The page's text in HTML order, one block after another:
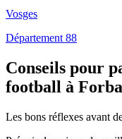
Vosges
Département 88
Conseils pour
football à
Les bons réflexes avant